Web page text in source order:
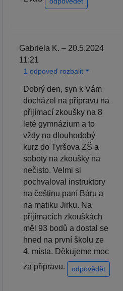
Gabriela K. – 20.5.2024
11:21
1 odpoveď rozbalit
Dobrý den, syn k Vám
docházel na přípravu na
přijímací zkoušky na 8
leté gymnázium a to
vždy na dlouhodobý
kurz do Tyršova ZŠ a
soboty na zkoušky na
nečisto. Velmi si
pochvaloval instruktory
na češtinu paní Báru a
na matiku Jirku. Na
přijímacích zkouškách
měl 93 bodů a dostal se
hned na první školu ze
4. místa. Děkujeme moc
za přípravu.
odpovědět